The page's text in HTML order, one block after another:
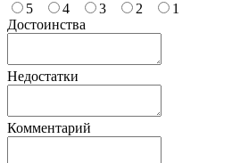
5
4 3 2
1
Достоинства
Недостатки
Комментарий